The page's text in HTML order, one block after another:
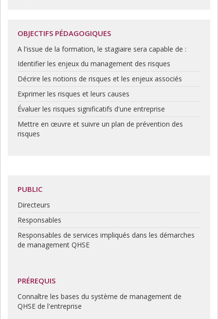
OBJECTIFS PÉDAGOGIQUES
A l'issue de la formation, le stagiaire sera capable de :
Identifier les enjeux du management des risques
Décrire les notions de risques et les enjeux associés
Exprimer les risques et leurs causes
Évaluer les risques significatifs d'une entreprise
Mettre en œuvre et suivre un plan de prévention des
risques
PUBLIC
Directeurs
Responsables
Responsables de services impliqués dans les démarches
de management QHSE
PRÉREQUIS
Connaître les bases du système de management de
QHSE de l'entreprise